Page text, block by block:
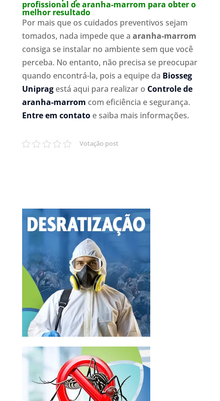
profissional de aranha-marrom para obter o
melhor resultado
Por mais que os cuidados preventivos sejam
tomados, nada impede que a aranha-marrom
consiga se instalar no ambiente sem que você
perceba. No entanto, não precisa se preocupar
quando encontrá-la, pois a equipe da Biosseg
Unipragestá aqui para realizar o Controle de
aranha-marrom com eficiência e segurança.
Entre em contatoe saiba mais informações.
Votação post